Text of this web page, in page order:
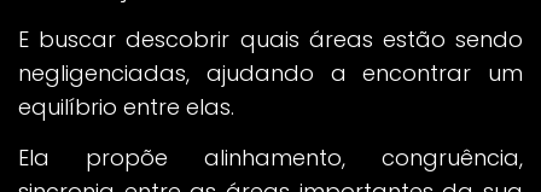
E buscar descobrir quais áreas estão sendo
negligenciadas, ajudando a encontrar um
equilíbrio entre elas.
Ela propõe alinhamento, congruência,